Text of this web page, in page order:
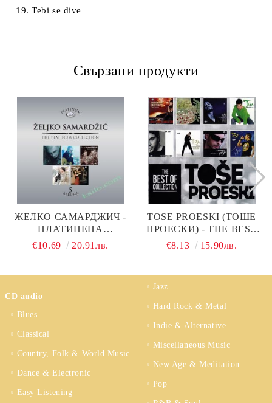
19. Tebi se dive
Свързани продукти
ЖЕЛКО САМАРДЖИЧ -
ПЛАТИНЕНА
КОЛЕКЦИЯ (5CD) (CD)
€10.69 20.91лв.
TOSE PROESKI (ТОШЕ
ПРОЕСКИ) - THE BEST
OF COLLECTION (2CD)
€8.13 15.90лв.
CD audio
Blues
Classical
Country, Folk & World Music
Dance & Electronic
Easy Listening
Jazz
Hard Rock & Metal
Indie & Alternative
Miscellaneous Music
New Age & Meditation
Pop